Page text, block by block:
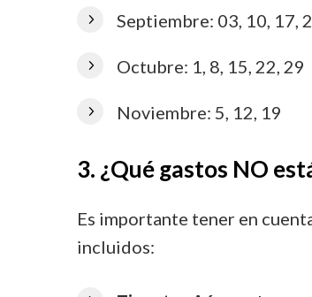
Septiembre: 03, 10, 17,
Octubre: 1, 8, 15, 22, 29
Noviembre: 5, 12, 19
3. ¿Qué gastos NO
Es importante tener en
incluidos: